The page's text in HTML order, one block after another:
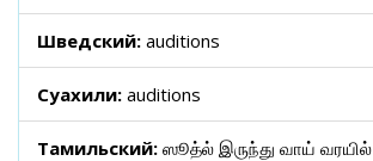
Шведский: auditions
Суахили: auditions
Тамильский: ஸூத்ல் இருந்து வாய் வரயில்